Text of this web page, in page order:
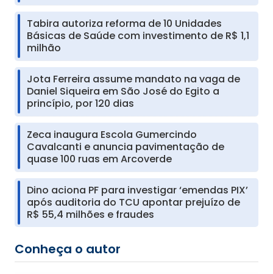
Tabira autoriza reforma de 10 Unidades
Básicas de Saúde com investimento de R$ 1,1
milhão
Jota Ferreira assume mandato na vaga de
Daniel Siqueira em São José do Egito a
princípio, por 120 dias
Zeca inaugura Escola Gumercindo
Cavalcanti e anuncia pavimentação de
quase 100 ruas em Arcoverde
Dino aciona PF para investigar ‘emendas PIX’
após auditoria do TCU apontar prejuízo de
R$ 55,4 milhões e fraudes
Conheça o autor